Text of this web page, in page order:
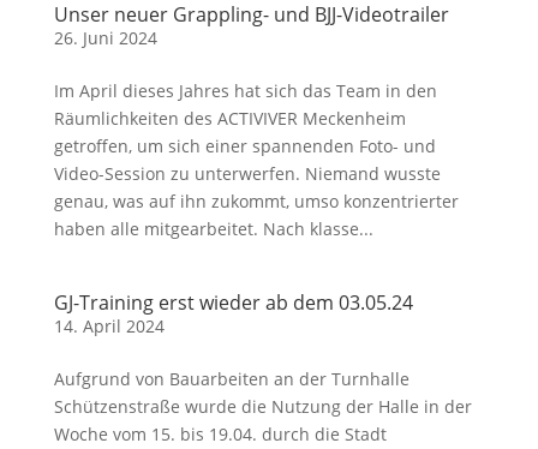
Unser neuer Grappling- und BJJ-Videotrailer
26. Juni 2024
Im April dieses Jahres hat sich das Team in den
Räumlichkeiten des ACTIVIVER Meckenheim
getroffen, um sich einer spannenden Foto- und
Video-Session zu unterwerfen. Niemand wusste
genau, was auf ihn zukommt, umso konzentrierter
haben alle mitgearbeitet. Nach klasse...
GJ-Training erst wieder ab dem 03.05.24
14. April 2024
Aufgrund von Bauarbeiten an der Turnhalle
Schützenstraße wurde die Nutzung der Halle in der
Woche vom 15. bis 19.04. durch die Stadt